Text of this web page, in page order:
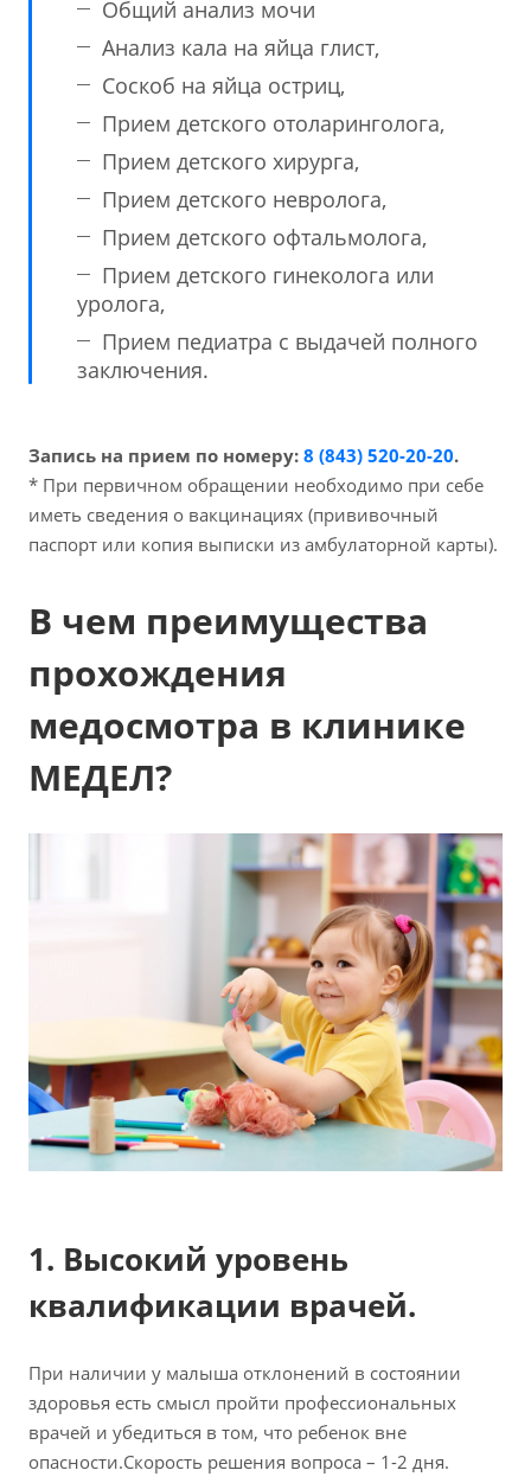
Общий анализ мочи
Анализ кала на яйца глист,
Соскоб на яйца остриц,
Прием детского отоларинголога,
Прием детского хирурга,
Прием детского невролога,
Прием детского офтальмолога,
Прием детского гинеколога или
уролога,
Прием педиатра с выдачей полного
заключения.
Запись на прием по номеру: 8 (843) 520-20-20.
* При первичном обращении необходимо при себе
иметь сведения о вакцинациях (прививочный
паспорт или копия выписки из амбулаторной карты).
В чем преимущества
прохождения
медосмотра в клинике
МЕДЕЛ?
1. Высокий уровень
квалификации врачей.
При наличии у малыша отклонений в состоянии
здоровья есть смысл пройти профессиональных
врачей и убедиться в том, что ребенок вне
опасности.Скорость решения вопроса – 1-2 дня.